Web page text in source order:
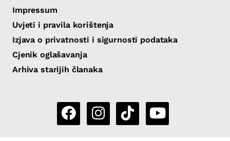
Impressum
Uvjeti i pravila korištenja
Izjava o privatnosti i sigurnosti podataka
Cjenik oglašavanja
Arhiva starijih članaka